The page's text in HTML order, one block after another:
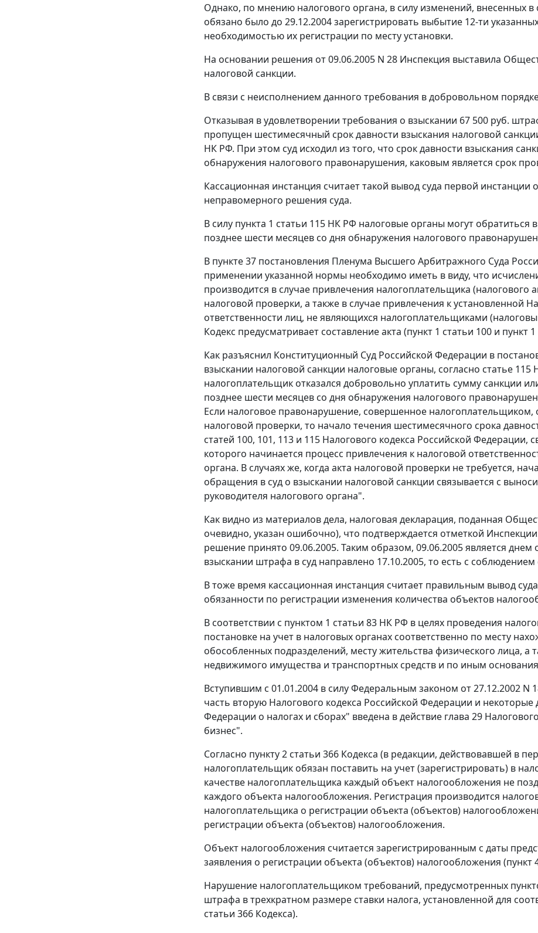
Однако, по мнению налогового органа, в силу изменений, внесенных в
обязано было до 29.12.2004 зарегистрировать выбытие 12-ти
необходимостью их регистрации по месту установки.
На основании решения от 09.06.2005 N 28 Инспекция выставила
налоговой санкции.
В связи с неисполнением данного требования в добровольном
Отказывая в удовлетворении требования о взыскании 67 500 руб.
пропущен шестимесячный срок давности взыскания налоговой
НК РФ. При этом суд исходил из того, что срок давности взыскания
обнаружения налогового правонарушения, каковым является срок
Кассационная инстанция считает такой вывод суда первой
неправомерного решения суда.
В силу пункта 1 статьи 115 НК РФ налоговые органы могут обратиться
позднее шести месяцев со дня обнаружения налогового
В пункте 37 постановления Пленума Высшего Арбитражного Суда
применении указанной нормы необходимо иметь в виду, что
производится в случае привлечения налогоплательщика (налогового
налоговой проверки, а также в случае привлечения к установленной
ответственности лиц, не являющихся налогоплательщиками
Кодекс предусматривает составление акта (пункт 1 статьи 100 и пункт
Как разъяснил Конституционный Суд Российской Федерации в
взыскании налоговой санкции налоговые органы, согласно статье
налогоплательщик отказался добровольно уплатить сумму санкции
позднее шести месяцев со дня обнаружения налогового
Если налоговое правонарушение, совершенное налогоплательщиком,
налоговой проверки, то начало течения шестимесячного срока
статей 100, 101, 113 и 115 Налогового кодекса Российской Федерации,
которого начинается процесс привлечения к налоговой
органа. В случаях же, когда акта налоговой проверки не требуется,
обращения в суд о взыскании налоговой санкции связывается с
руководителя налогового органа".
Как видно из материалов дела, налоговая декларация, поданная
очевидно, указан ошибочно), что подтверждается отметкой
решение принято 09.06.2005. Таким образом, 09.06.2005 является
взыскании штрафа в суд направлено 17.10.2005, то есть с соблюдением
В тоже время кассационная инстанция считает правильным вывод
обязанности по регистрации изменения количества объектов
В соответствии с пунктом 1 статьи 83 НК РФ в целях проведения
постановке на учет в налоговых органах соответственно по месту
обособленных подразделений, месту жительства физического лица,
недвижимого имущества и транспортных средств и по иным
Вступившим с 01.01.2004 в силу Федеральным законом от 27.12.2002 N
часть вторую Налогового кодекса Российской Федерации и некоторые
Федерации о налогах и сборах" введена в действие глава 29
бизнес".
Согласно пункту 2 статьи 366 Кодекса (в редакции, действовавшей в
налогоплательщик обязан поставить на учет (зарегистрировать) в
качестве налогоплательщика каждый объект налогообложения не
каждого объекта налогообложения. Регистрация производится
налогоплательщика о регистрации объекта (объектов)
регистрации объекта (объектов) налогообложения.
Объект налогообложения считается зарегистрированным с даты
заявления о регистрации объекта (объектов) налогообложения (пункт
Нарушение налогоплательщиком требований, предусмотренных
штрафа в трехкратном размере ставки налога, установленной для
статьи 366 Кодекса).